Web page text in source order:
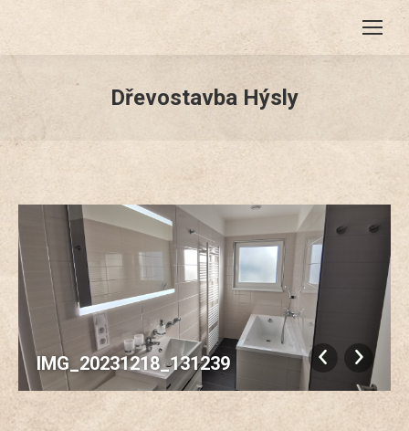
Dřevostavba Hýsly
IMG_20231218_131239